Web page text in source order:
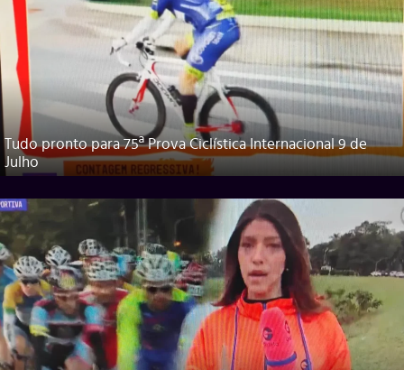
Tudo pronto para 75ª Prova Ciclística Internacional 9 de
Julho